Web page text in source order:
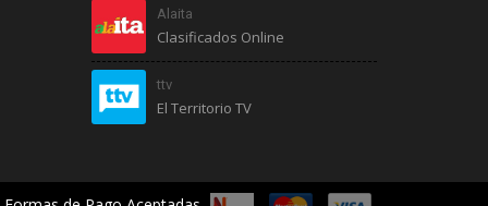
Alaita
Clasificados Online
ttv
El Territorio TV